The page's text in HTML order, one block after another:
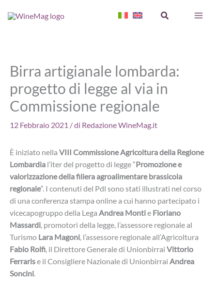
Cerca
Birra artigianale lombarda:
progetto di legge al via in
Commissione regionale
12 Febbraio 2021 / di Redazione WineMag.it
È iniziato nella VIII Commissione Agricoltura della Regione
Lombardia l’iter del progetto di legge “Promozione e
valorizzazione della filiera agroalimentare brassicola
regionale“. I contenuti del Pdl sono stati illustrati nel corso
di una conferenza stampa online a cui hanno partecipato i
vicecapogruppo della Lega Andrea Montie Floriano
Massardi, promotori della legge, l’assessore regionale al
Turismo Lara Magoni, l’assessore regionale all’Agricoltura
Fabio Rolfi, il Direttore Generale di Unionbirrai Vittorio
Ferrarise il Consigliere Nazionale di Unionbirrai Andrea
Soncini.